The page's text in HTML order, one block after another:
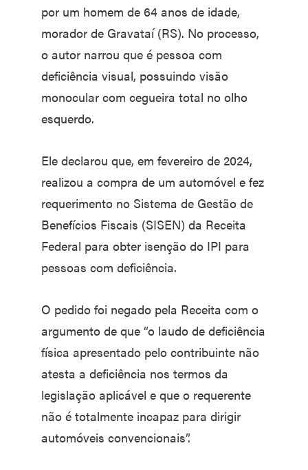
por um homem de 64 anos de idade,
morador de Gravataí (RS). No processo,
o autor narrou que é pessoa com
deficiência visual, possuindo visão
monocular com cegueira total no olho
esquerdo.
Ele declarou que, em fevereiro de 2024,
realizou a compra de um automóvel e fez
requerimento no Sistema de Gestão de
Benefícios Fiscais (SISEN) da Receita
Federal para obter isenção do IPI para
pessoas com deficiência.
O pedido foi negado pela Receita com o
argumento de que “o laudo de deficiência
física apresentado pelo contribuinte não
atesta a deficiência nos termos da
legislação aplicável e que o requerente
não é totalmente incapaz para dirigir
automóveis convencionais”.